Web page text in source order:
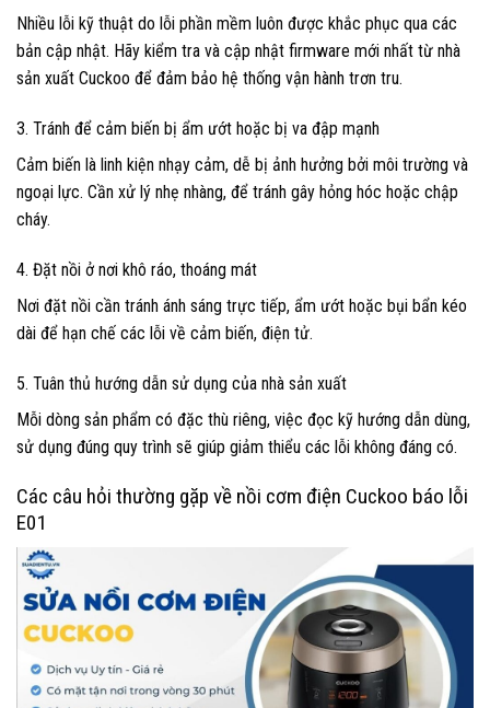
Nhiều lỗi kỹ thuật do lỗi phần mềm luôn được khắc phục qua các
bản cập nhật. Hãy kiểm tra và cập nhật firmware mới nhất từ nhà
sản xuất Cuckoo để đảm bảo hệ thống vận hành trơn tru.
3. Tránh để cảm biến bị ẩm ướt hoặc bị va đập mạnh
Cảm biến là linh kiện nhạy cảm, dễ bị ảnh hưởng bởi môi trường và
ngoại lực. Cần xử lý nhẹ nhàng, để tránh gây hỏng hóc hoặc chập
cháy.
4. Đặt nồi ở nơi khô ráo, thoáng mát
Nơi đặt nồi cần tránh ánh sáng trực tiếp, ẩm ướt hoặc bụi bẩn kéo
dài để hạn chế các lỗi về cảm biến, điện tử.
5. Tuân thủ hướng dẫn sử dụng của nhà sản xuất
Mỗi dòng sản phẩm có đặc thù riêng, việc đọc kỹ hướng dẫn dùng,
sử dụng đúng quy trình sẽ giúp giảm thiểu các lỗi không đáng có.
Các câu hỏi thường gặp về nồi cơm điện Cuckoo báo lỗi
E01